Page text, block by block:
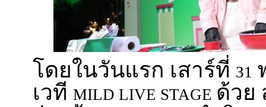
โดยในวันแรก เสาร์ที่ 31
เวที MILD LIVE STAGE ด้วย